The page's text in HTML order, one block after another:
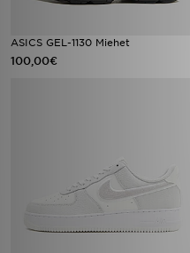
ASICS GEL-1130 Miehet
100,00€